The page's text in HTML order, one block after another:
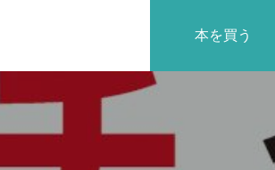
本を買う